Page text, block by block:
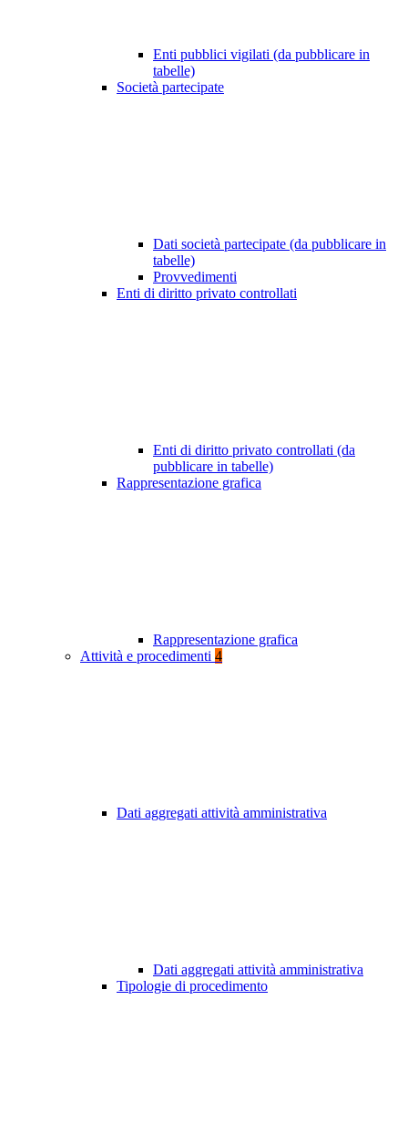
Enti pubblici vigilati (da pubblicare in
tabelle)
Società partecipate
Dati società partecipate (da pubblicare in
tabelle)
Provvedimenti
Enti di diritto privato controllati
Enti di diritto privato controllati (da
pubblicare in tabelle)
Rappresentazione grafica
Rappresentazione grafica
Attività e procedimenti 4
Dati aggregati attività amministrativa
Dati aggregati attività amministrativa
Tipologie di procedimento